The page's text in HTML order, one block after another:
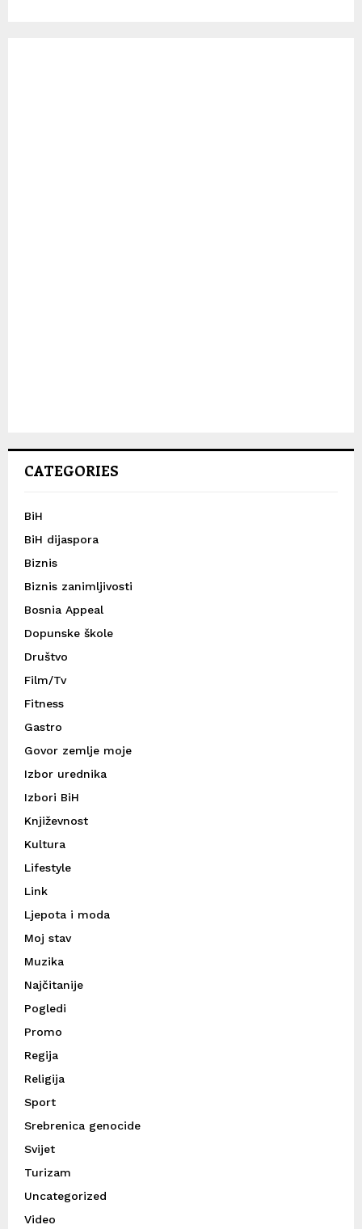
CATEGORIES
BiH
BiH dijaspora
Biznis
Biznis zanimljivosti
Bosnia Appeal
Dopunske škole
Društvo
Film/Tv
Fitness
Gastro
Govor zemlje moje
Izbor urednika
Izbori BiH
Književnost
Kultura
Lifestyle
Link
Ljepota i moda
Moj stav
Muzika
Najčitanije
Pogledi
Promo
Regija
Religija
Sport
Srebrenica genocide
Svijet
Turizam
Uncategorized
Video